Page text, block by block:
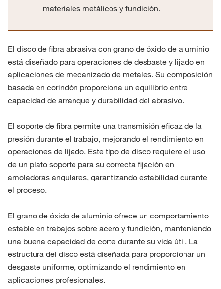
materiales metálicos y fundición.
El disco de fibra abrasiva con grano de óxido de aluminio
está diseñado para operaciones de desbaste y lijado en
aplicaciones de mecanizado de metales. Su composición
basada en corindón proporciona un equilibrio entre
capacidad de arranque y durabilidad del abrasivo.
El soporte de fibra permite una transmisión eficaz de la
presión durante el trabajo, mejorando el rendimiento en
operaciones de lijado. Este tipo de disco requiere el uso
de un plato soporte para su correcta fijación en
amoladoras angulares, garantizando estabilidad durante
el proceso.
El grano de óxido de aluminio ofrece un comportamiento
estable en trabajos sobre acero y fundición, manteniendo
una buena capacidad de corte durante su vida útil. La
estructura del disco está diseñada para proporcionar un
desgaste uniforme, optimizando el rendimiento en
aplicaciones profesionales.